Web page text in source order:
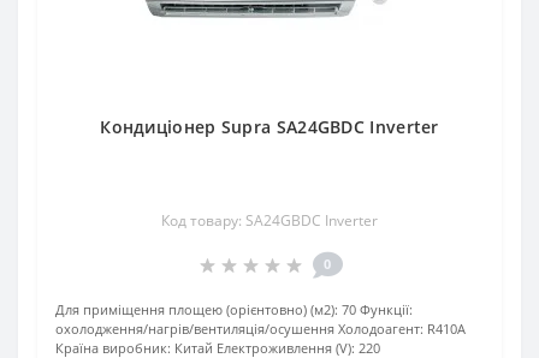
Кондиціонер Supra SA24GBDC Inverter
Код товару: SA24GBDC Inverter
0
Для приміщення площею (орієнтовно) (м2): 70 Функції:
охолодження/нагрів/вентиляція/осушення Xолодоагент: R410A
Країна виробник: Китай Електроживлення (V): 220